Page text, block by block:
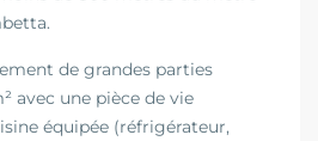
de grandes parties
avec une pièce de vie
équipée (réfrigérateur,